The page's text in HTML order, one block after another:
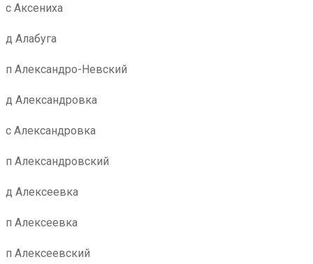
с Аксениха
д Алабуга
п Александро-Невский
д Александровка
с Александровка
п Александровский
д Алексеевка
п Алексеевка
п Алексеевский